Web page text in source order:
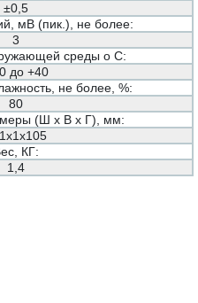
±0,5
мВ (пик.), не более:
3
среды о С:
до +40
не более, %:
80
(Ш х В х Г), мм:
КГ:
1,4